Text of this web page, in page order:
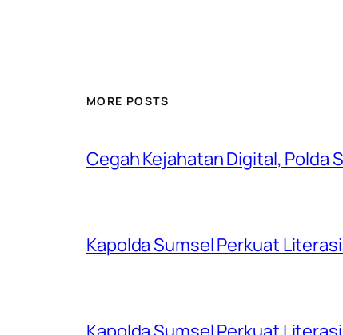
MORE POSTS
Cegah Kejahatan Digital, Polda
Kapolda Sumsel Perkuat